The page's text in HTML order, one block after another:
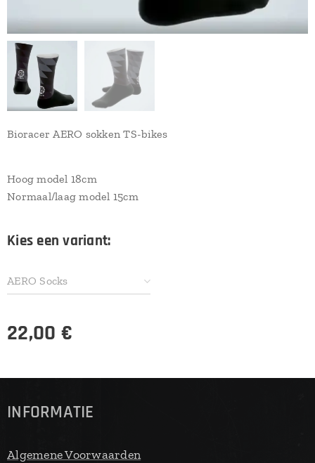
Bioracer AERO sokken TS-bikes
Hoog model 18cm
Normaal/laag model 15cm
Kies een variant:
AERO Socks
22,00 €
INFORMATIE
Algemene Voorwaarden